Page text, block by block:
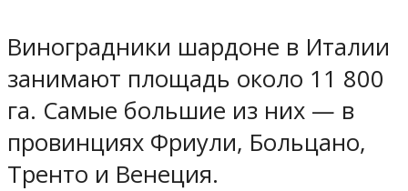
Виноградники шардоне в Италии
занимают площадь около 11 800
га. Самые большие из них — в
провинциях Фриули, Больцано,
Тренто и Венеция.